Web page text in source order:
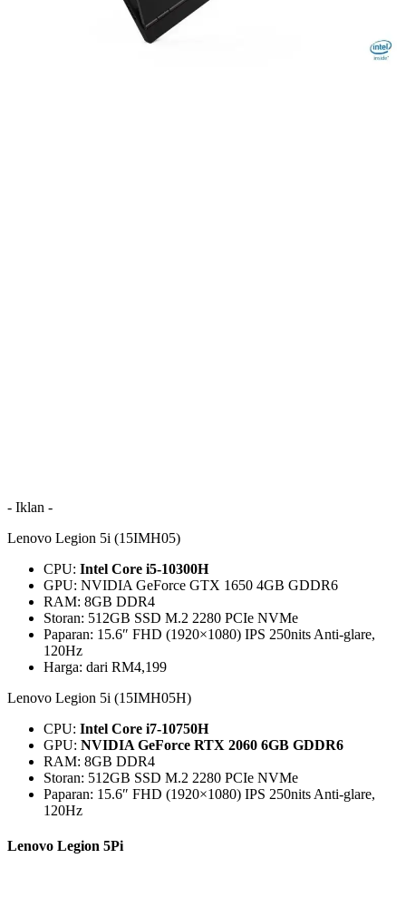
- Iklan -
Lenovo Legion 5i (15IMH05)
CPU: Intel Core i5-10300H
GPU: NVIDIA GeForce GTX 1650 4GB GDDR6
RAM: 8GB DDR4
Storan: 512GB SSD M.2 2280 PCIe NVMe
Paparan: 15.6″ FHD (1920×1080) IPS 250nits Anti-glare,
120Hz
Harga: dari RM4,199
Lenovo Legion 5i (15IMH05H)
CPU: Intel Core i7-10750H
GPU: NVIDIA GeForce RTX 2060 6GB GDDR6
RAM: 8GB DDR4
Storan: 512GB SSD M.2 2280 PCIe NVMe
Paparan: 15.6″ FHD (1920×1080) IPS 250nits Anti-glare,
120Hz
Lenovo Legion 5Pi